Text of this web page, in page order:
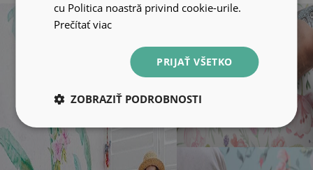
cu Politica noastră privind cookie-urile.
Prečítať viac
PRIJAŤ VŠETKO
ZOBRAZIŤ PODROBNOSTI